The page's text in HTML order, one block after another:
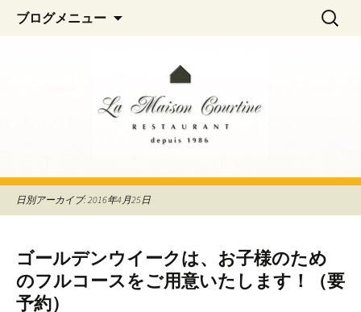
La Maison Courtine
阿佐ヶ谷、荻窪のフレンチレストラン
「La Maison Courtine（ラ・メゾン・クル
ブログメニュー
へ
移
検
日別アーカイブ: 2016年4月25日
ゴールデンウイークは、お子様のため
のフルコースをご用意いたします！（要
予約）